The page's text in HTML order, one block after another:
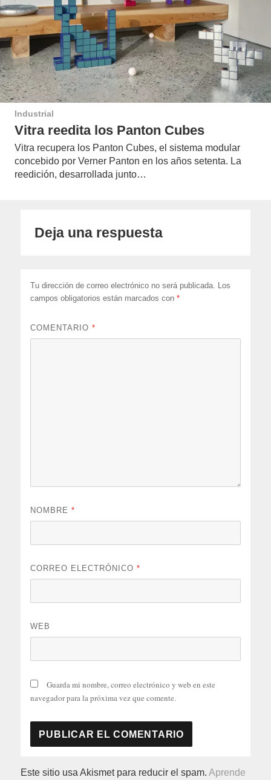
Industrial
Vitra reedita los Panton Cubes
Vitra recupera los Panton Cubes, el sistema modular
concebido por Verner Panton en los años setenta. La
reedición, desarrollada junto…
Deja una respuesta
Tu dirección de correo electrónico no será publicada. Los
campos obligatorios están marcados con*
COMENTARIO*
NOMBRE*
CORREO ELECTRÓNICO*
WEB
Guarda mi nombre, correo electrónico y web en este
navegador para la próxima vez que comente.
Este sitio usa Akismet para reducir el spam.Aprende